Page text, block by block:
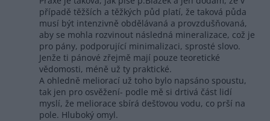
případě těžších a těžkých půd platí, že taková půda
musí být intenzivně obdělávaná a provzdušňovaná,
aby se mohla rozvinout následná mineralizace, což je
pro pány, podporující minimalizaci, sprosté slovo.
Jenže ti pánové zřejmě mají pouze teoretické
vědomosti, méně už ty praktické.
A ohledně meliorací už toho bylo napsáno spoustu,
tak jen pro osvěžení- podle mě si drtivá část lidí
myslí, že meliorace sbírá dešťovou vodu, co prší na
pole. Hluboký omyl.